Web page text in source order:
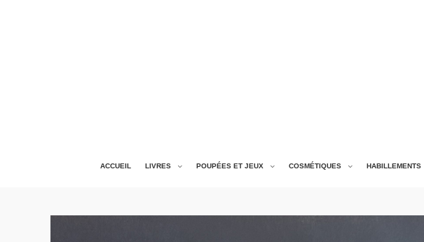
ACCUEIL LIVRES POUPÉES ET JEUX COSMÉTIQUES HABILLEMENTS